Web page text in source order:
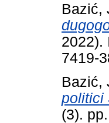
Bazić,
2022).
7419-
Bazić,
politici
(3).